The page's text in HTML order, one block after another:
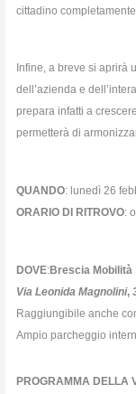
cittadino
Infine, a breve si aprirà
dell’azienda e
prepara infatti a
permetterà di
QUANDO: lunedì 26
ORARIO DI RITROVO:
DOVE:Brescia Mobilità
Via Leonida Magnolini,
Raggiungibile anche
Ampio parcheggio
PROGRAMMA DELLA